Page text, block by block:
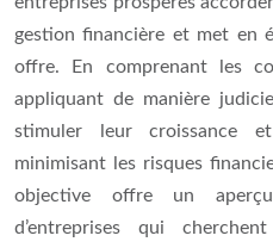
gestion financière et met en
offre. En comprenant les
appliquant de manière
stimuler leur croissance
minimisant les risques
objective offre un
d’entreprises qui